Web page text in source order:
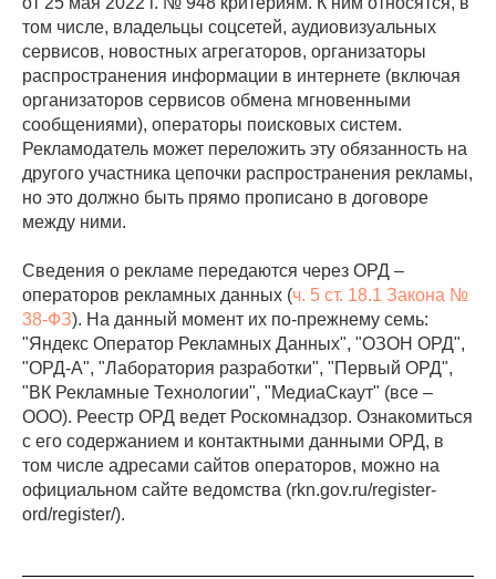
том числе, владельцы соцсетей, аудиовизуальных
сервисов, новостных агрегаторов, организаторы
распространения информации в интернете (включая
организаторов сервисов обмена мгновенными
сообщениями), операторы поисковых систем.
Рекламодатель может переложить эту обязанность на
другого участника цепочки распространения рекламы,
но это должно быть прямо прописано в договоре
между ними.
Сведения о рекламе передаются через ОРД –
операторов рекламных данных (ч. 5 ст. 18.1 Закона №
38-ФЗ). На данный момент их по-прежнему семь:
"Яндекс Оператор Рекламных Данных", "ОЗОН ОРД",
"ОРД-А", "Лаборатория разработки", "Первый ОРД",
"ВК Рекламные Технологии", "МедиаСкаут" (все –
ООО). Реестр ОРД ведет Роскомнадзор. Ознакомиться
с его содержанием и контактными данными ОРД, в
том числе адресами сайтов операторов, можно на
официальном сайте ведомства (rkn.gov.ru/register-
ord/register/).